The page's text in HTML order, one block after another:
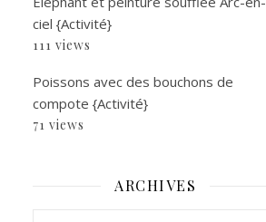
ciel {Activité}
111 views
Poissons avec des bouchons de
compote {Activité}
71 views
ARCHIVES